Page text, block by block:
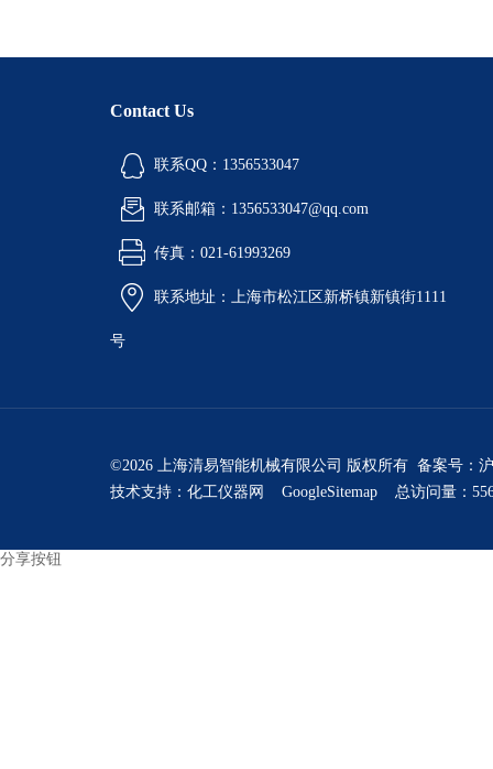
Contact Us
联系QQ：1356533047
联系邮箱：1356533047@qq.com
传真：021-61993269
联系地址：上海市松江区新桥镇新镇街1111
号
©2026 上海清易智能机械有限公司 版权所有 备案号：
技术支持： 化工仪器网 GoogleSitemap 总访问量：
分享按钮